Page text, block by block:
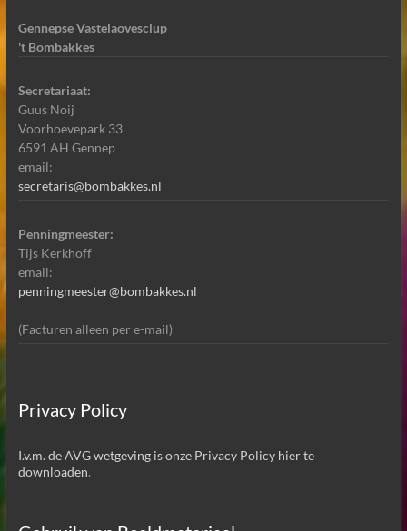
Gennepse Vastelaovesclup
't Bombakkes
Secretariaat:
Guus Noij
Voorhoevepark 33
6591 AH Gennep
email:
secretaris@bombakkes.nl
Penningmeester:
Tijs Kerkhoff
email:
penningmeester@bombakkes.nl
(Facturen alleen per e-mail)
Privacy Policy
I.v.m. de AVG wetgeving is onze Privacy Policy hier te
downloaden.